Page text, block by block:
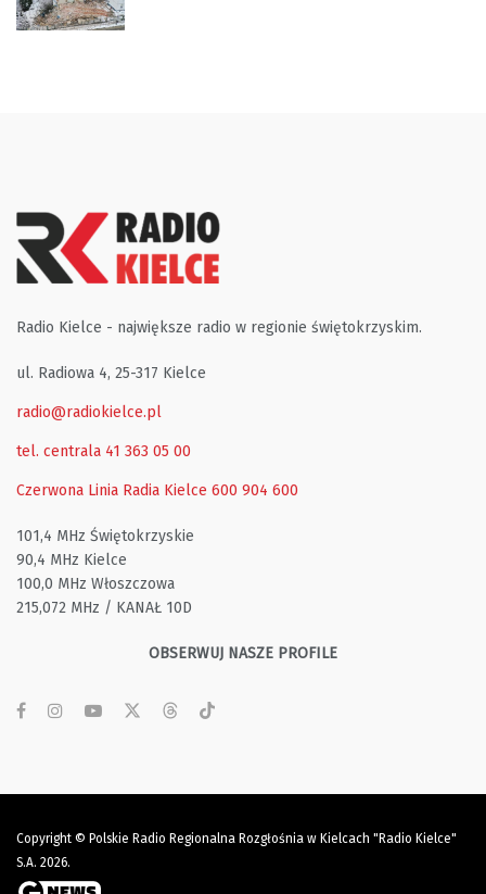
Radio Kielce - największe radio w regionie świętokrzyskim.
ul. Radiowa 4, 25-317 Kielce
radio@radiokielce.pl
tel. centrala 41 363 05 00
Czerwona Linia Radia Kielce 600 904 600
101,4 MHz Świętokrzyskie
90,4 MHz Kielce
100,0 MHz Włoszczowa
215,072 MHz / KANAŁ 10D
OBSERWUJ NASZE PROFILE
Copyright © Polskie Radio Regionalna Rozgłośnia w Kielcach "Radio Kielce"
S.A. 2026.